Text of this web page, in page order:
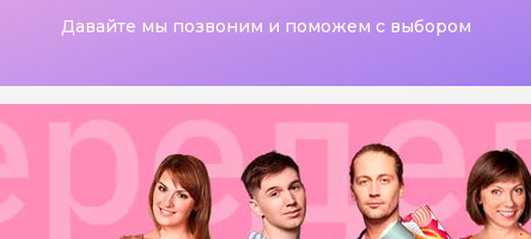
Давайте мы позвоним и поможем с выбором